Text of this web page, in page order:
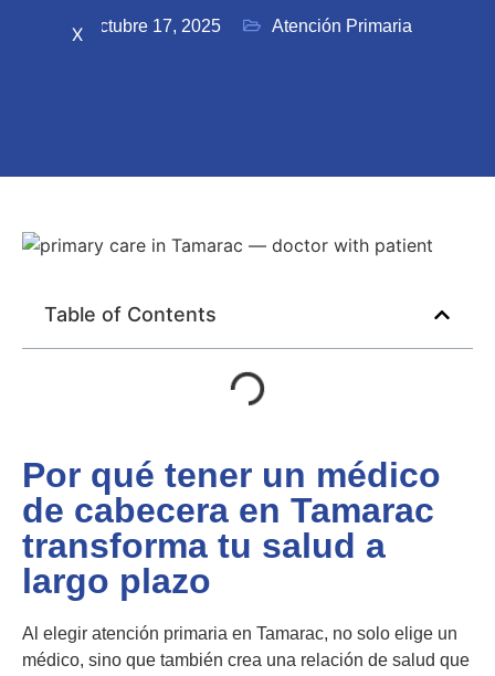
X octubre 17, 2025 Atención Primaria
Table of Contents
Por qué tener un médico
de cabecera en Tamarac
transforma tu salud a
largo plazo
Al elegir atención primaria en Tamarac, no solo elige un
médico, sino que también crea una relación de salud que